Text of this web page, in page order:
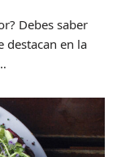
Debes saber
destacan en la